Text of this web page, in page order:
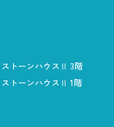
ストーンハウスⅡ 3階
ストーンハウスⅡ 1階